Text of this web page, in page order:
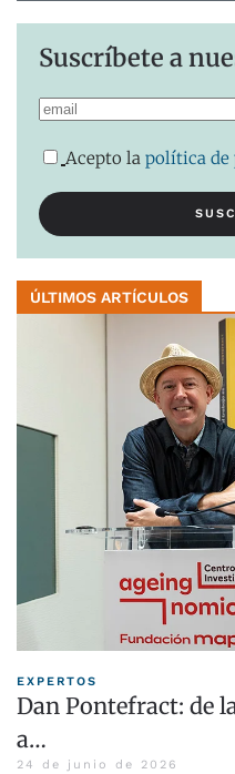
Suscríbete a
Acepto la política de
ÚLTIMOS ARTÍCULOS
EXPERTOS
Dan Pontefract: de
a…
24 de junio de 2026